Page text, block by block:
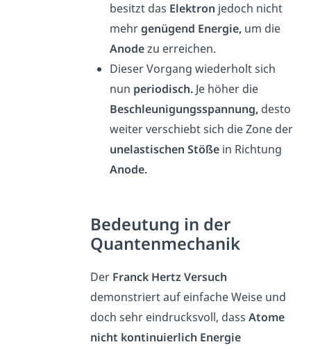
besitzt das Elektron jedoch nicht
mehrgenügend Energie, um die
Anodezu erreichen.
Dieser Vorgang wiederholt sich
nun periodisch. Je höher die
Beschleunigungsspannung, desto
weiter verschiebt sich die Zone der
unelastischen Stöße in Richtung
Anode.
Bedeutung in der
Quantenmechanik
Der Franck Hertz Versuch
demonstriert auf einfache Weise und
doch sehr eindrucksvoll, dassAtome
nicht kontinuierlich Energie